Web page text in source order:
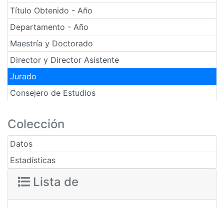
Título Obtenido - Año
Departamento - Año
Maestría y Doctorado
Director y Director Asistente
Jurado
Consejero de Estudios
Colección
Datos
Estadísticas
Lista de